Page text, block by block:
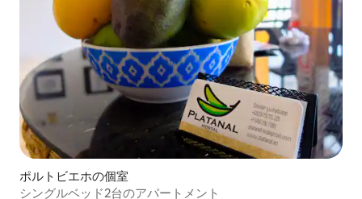
ポルトビエホの個室
シングルベッド2台のアパートメント